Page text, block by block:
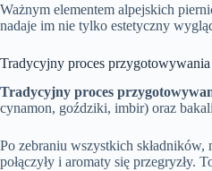
Ważnym elementem alpejskich
nadaje im nie tylko estetyczny
Tradycyjny proces
Tradycyjny proces
cynamon, goździki, imbir) oraz
Po zebraniu wszystkich składników,
połączyły i aromaty się